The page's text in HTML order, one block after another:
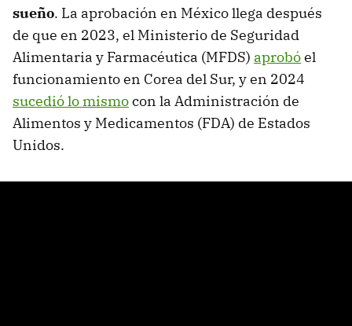
sueño. La aprobación en México llega después
de que en 2023, el Ministerio de Seguridad
Alimentaria y Farmacéutica (MFDS) aprobóel
funcionamiento en Corea del Sur, y en 2024
sucedió lo mismocon la Administración de
Alimentos y Medicamentos (FDA) de Estados
Unidos.